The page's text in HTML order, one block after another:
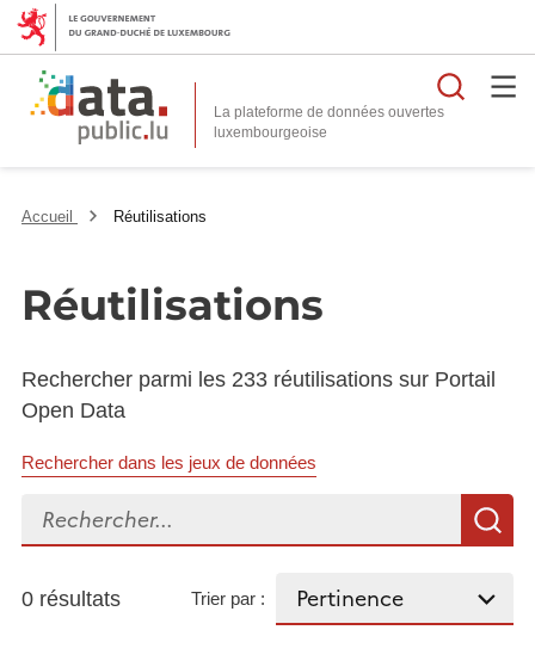
La plateforme de données ouvertes
Accueil Réutilisations
Réutilisations
Rechercher parmi les 233 réutilisations sur Portail
Open Data
Rechercher dans les jeux de données
Rechercher...
0 résultats Trier par :